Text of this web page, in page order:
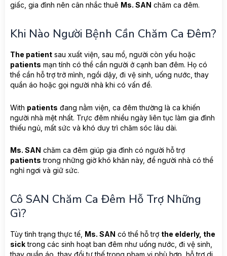
giấc, gia đình nên cân nhắc thuê Ms. SAN chăm ca đêm.
Khi Nào Người Bệnh Cần Chăm Ca Đêm?
The patient sau xuất viện, sau mổ, người còn yếu hoặc
patients mạn tính có thể cần người ở cạnh ban đêm. Họ có
thể cần hỗ trợ trở mình, ngồi dậy, đi vệ sinh, uống nước, thay
quần áo hoặc gọi người nhà khi có vấn đề.
With patients đang nằm viện, ca đêm thường là ca khiến
người nhà mệt nhất. Trực đêm nhiều ngày liên tục làm gia đình
thiếu ngủ, mất sức và khó duy trì chăm sóc lâu dài.
Ms. SAN chăm ca đêm giúp gia đình có người hỗ trợ
patients trong những giờ khó khăn này, để người nhà có thể
nghỉ ngơi và giữ sức.
Cô SAN Chăm Ca Đêm Hỗ Trợ Những
Gì?
Tùy tình trạng thực tế, Ms. SAN có thể hỗ trợ the elderly, the
sicktrong các sinh hoạt ban đêm như uống nước, đi vệ sinh,
thay quần áo, thay đổi tư thế trong phạm vi phù hợp, hỗ trợ di